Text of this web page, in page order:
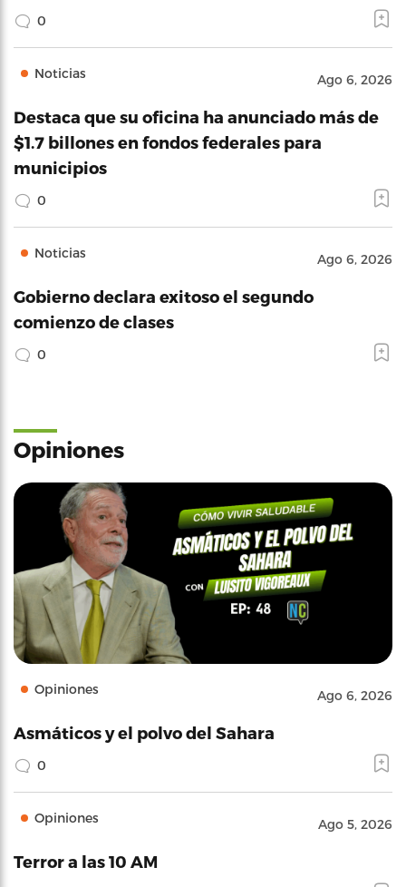
0
Noticias Ago 6, 2026
Destaca que su oficina ha anunciado más de
$1.7 billones en fondos federales para
municipios
0
Noticias Ago 6, 2026
Gobierno declara exitoso el segundo
comienzo de clases
0
Opiniones
Opiniones Ago 6, 2026
Asmáticos y el polvo del Sahara
0
Opiniones Ago 5, 2026
Terror a las 10 AM